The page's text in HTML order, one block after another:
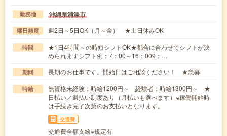
勤務地 沖縄県浦添市
曜日頻度 週2日～5日OK（月～金） ★土日休みOK
時間
★1日4時間～の時短シフトOK★都合に合わせてシフトが決
められますシフト例：7：00～16：009：…
期間 長期のお仕事です。開始日はご相談ください！ ★急募
時給
無資格未経験：時給1200円～ 経験者：時給1300円～ ★
日払い／週払い制度あり（月払いも選べます）※稼働開始時
は手続き完了次第のお支払いとなります。
交通費
交通費全額支給※規定有